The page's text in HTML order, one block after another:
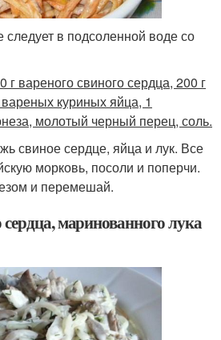
следует в подсоленной воде со
г вареного свиного сердца, 200 г
куриных яйца, 1
молотый черный перец, соль.
свиное сердце, яйца и лук. Все
морковь, посоли и поперчи.
и перемешай.
сердца, маринованного лука